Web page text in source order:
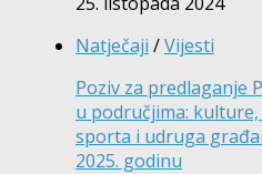
Natječaji /Vijesti
Poziv za predlaganje
u područjima:
sporta i udruga
2025. godinu